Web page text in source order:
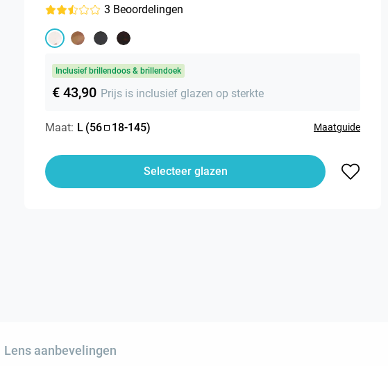
3 Beoordelingen
Inclusief brillendoos & brillendoek
€ 43,90 Prijs is inclusief glazen op sterkte
Maat: L (56 18-145) Maatguide
Selecteer glazen
Lens aanbevelingen